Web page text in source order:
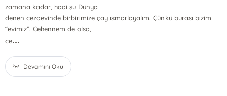
zamana kadar, hadi şu Dünya
denen cezaevinde birbirimize çay ısmarlayalım. Çünkü burası bizim
“evimiz”. Cehennem de olsa,
ce...
Devamını Oku